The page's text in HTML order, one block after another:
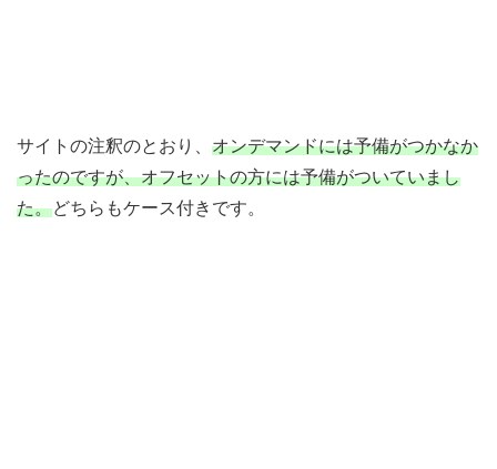
サイトの注釈のとおり、 オンデマンドには予備がつかなか
ったのですが、オフセットの方には予備がついていまし
た。どちらもケース付きです。